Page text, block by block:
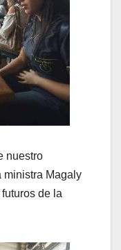
nuestro
ministra Magaly
de la